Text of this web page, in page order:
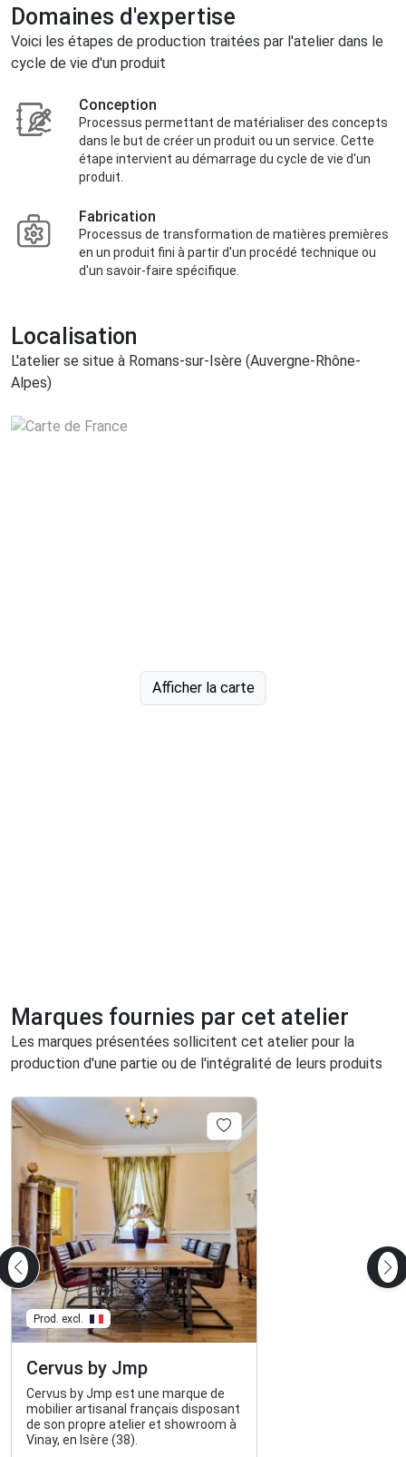
Domaines d'expertise
Voici les étapes de production traitées par l'atelier dans le
cycle de vie d'un produit
Conception
Processus permettant de matérialiser des concepts
dans le but de créer un produit ou un service. Cette
étape intervient au démarrage du cycle de vie d'un
produit.
Fabrication
Processus de transformation de matières premières
en un produit fini à partir d'un procédé technique ou
d'un savoir-faire spécifique.
Localisation
L'atelier se situe à Romans-sur-Isère (Auvergne-Rhône-
Alpes)
Afficher la carte
Marques fournies par cet atelier
Les marques présentées sollicitent cet atelier pour la
production d'une partie ou de l'intégralité de leurs produits
Prod. excl.
Cervus by Jmp
Cervus by Jmp est une marque de
mobilier artisanal français disposant
de son propre atelier et showroom à
Vinay, en Isère (38).